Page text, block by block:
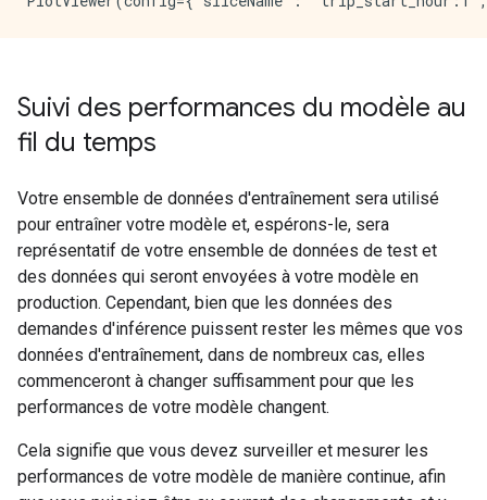
Suivi des performances du modèle au
fil du temps
Votre ensemble de données d'entraînement sera utilisé
pour entraîner votre modèle et, espérons-le, sera
représentatif de votre ensemble de données de test et
des données qui seront envoyées à votre modèle en
production. Cependant, bien que les données des
demandes d'inférence puissent rester les mêmes que vos
données d'entraînement, dans de nombreux cas, elles
commenceront à changer suffisamment pour que les
performances de votre modèle changent.
Cela signifie que vous devez surveiller et mesurer les
performances de votre modèle de manière continue, afin